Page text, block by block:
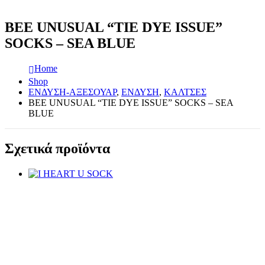
BEE UNUSUAL “TIE DYE ISSUE”
SOCKS – SEA BLUE
Home
Shop
ΕΝΔΥΣΗ-ΑΞΕΣΟΥΑΡ, ΕΝΔΥΣΗ, ΚΑΛΤΣΕΣ
BEE UNUSUAL “TIE DYE ISSUE” SOCKS – SEA
BLUE
Σχετικά προϊόντα